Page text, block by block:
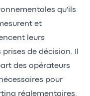
qu'ils
et
leurs
de décision. Il
des opérateurs
pour
réglementaires.